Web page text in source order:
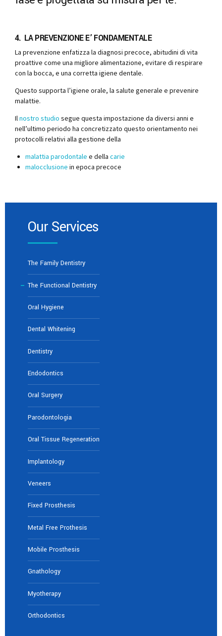
4. LA PREVENZIONE E’ FONDAMENTALE
La prevenzione enfatizza la diagnosi precoce, abitudini di vita
proattive come una migliore alimentazione, evitare di respirare
con la bocca, e una corretta igiene dentale.
Questo supporta l’igiene orale, la salute generale e prevenire
malattie.
Ilnostro studio segue questa impostazione da diversi anni e
nell’ultimo periodo ha concretizzato questo orientamento nei
protocolli relativi alla gestione della
malattia parodontale e della carie
malocclusione in epoca precoce
Our Services
The Family Dentistry
The Functional Dentistry
Oral Hygiene
Dental Whitening
Dentistry
Endodontics
Oral Surgery
Parodontologia
Oral Tissue Regeneration
Implantology
Veneers
Fixed Prosthesis
Metal Free Prothesis
Mobile Prosthesis
Gnathology
Myotherapy
Orthodontics